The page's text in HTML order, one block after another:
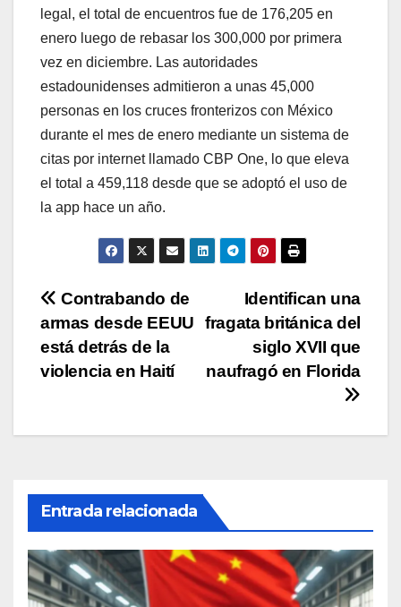
legal, el total de encuentros fue de 176,205 en
enero luego de rebasar los 300,000 por primera
vez en diciembre. Las autoridades
estadounidenses admitieron a unas 45,000
personas en los cruces fronterizos con México
durante el mes de enero mediante un sistema de
citas por internet llamado CBP One, lo que eleva
el total a 459,118 desde que se adoptó el uso de
la app hace un año.
Navegación
de
entradas
Identifican una
fragata británica del
siglo XVII que
naufragó en Florida
Contrabando de
armas desde EEUU
está detrás de la
violencia en Haití
Entrada relacionada